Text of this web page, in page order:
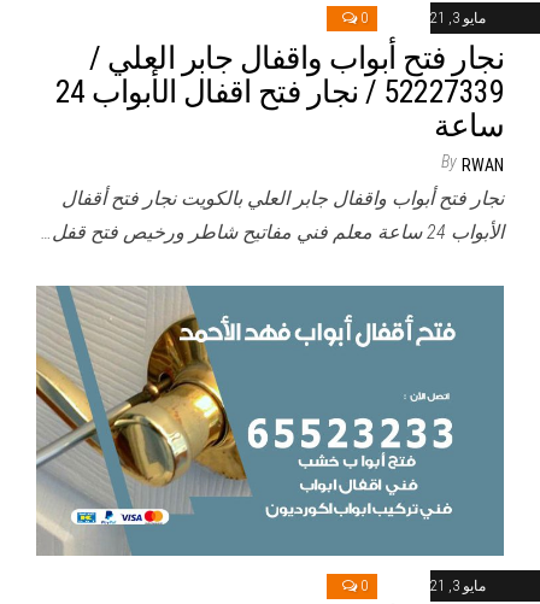
مايو 3, 2021 0
نجار فتح أبواب واقفال جابر العلي /
52227339 / نجار فتح اقفال الأبواب 24
ساعة
By RWAN
نجار فتح أبواب واقفال جابر العلي بالكويت نجار فتح أقفال
الأبواب 24 ساعة معلم فني مفاتيح شاطر ورخيص فتح قفل…
مايو 3, 2021 0